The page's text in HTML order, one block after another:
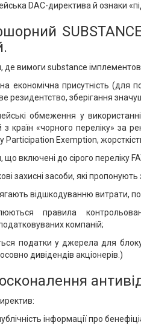
DAC-директива й ознаки
де вимоги substance
економічна присутність (для
резидентство, зберігання
обмеження у
з країн «чорного переліку» за
Participation Exemption,
що включені до сірого переліку
захисні засоби, які
відшкодуванню витрати,
правила
компаній;
податки у джерела для
дивідендів акціонерів.)
інформації про